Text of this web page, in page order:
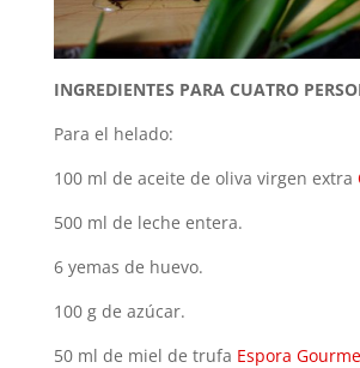
INGREDIENTES PARA CUATRO
Para el helado:
100 ml de aceite de oliva virgen extra
500 ml de leche entera.
6 yemas de huevo.
100 g de azúcar.
50 ml de miel de trufa Espora